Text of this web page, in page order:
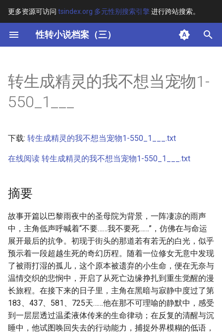
更多资源可访问 tsindex.org 多元性别搜索引擎进行跨站搜索。
性转小说档案（三）
键
开
始
索
其他信息
转生成精灵的我不想当宠物1-
550_1___
下载: 转生成精灵的我不想当宠物1-550_1___.txt
在线阅读 转生成精灵的我不想当宠物1-550_1___.txt
摘要
故事开篇以巴黎雨夜中的圣母院为背景，一阵凄凉的雨声
中，主角低声呼喊着“不要……我不要死……”，仿佛在与命运
展开最后的抗争。初现于街头的那道若有若无的白光，似乎
预示着一段超越生死的奇幻历程。随着一位修女无意中发现
了被雨打湿的孤儿，这个原本被遗弃的小生命，便在无奈与
温情交织的悲悯中，开启了从死亡边缘挣扎到重生觉醒的漫
长旅程。在接下来的日子里，主角在黑暗与寂静中度过了第
183、437、581、725天……他在那不可理喻的静默中，感受
到一层层透过温柔液体传来的生命律动；在反复的清醒与沉
睡中，他试图唤回失去的行动能力，捕捉外界模糊的低语，